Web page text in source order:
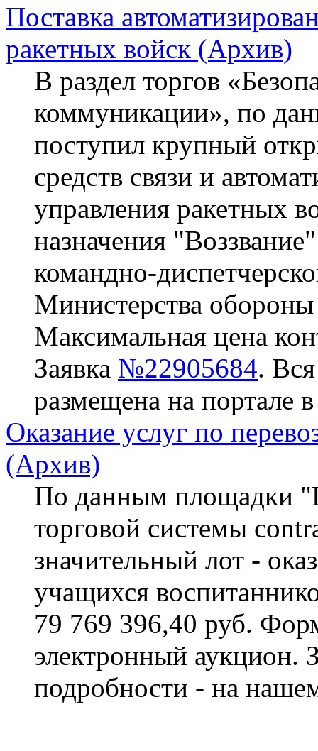
Поставка
ракетных войск (Архив)
В раздел торгов
коммуникации», по
поступил крупный
средств связи и
управления ракетных
назначения
командно-
Министерства
Максимальная цена
Заявка №22905684.
размещена на портале
Оказание услуг по
(Архив)
По данным площадки
торговой системы
значительный лот -
учащихся
79 769 396,40 руб.
электронный аукцион.
подробности - на